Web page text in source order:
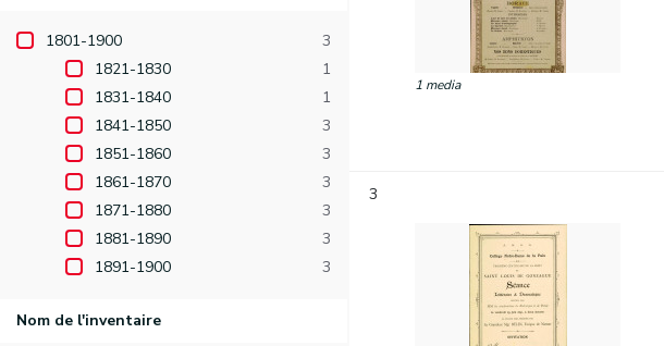
1801-1900
3
1821-1830
1
1831-1840
1
1841-1850
3
1851-1860
3
1861-1870
3
1871-1880
3
1881-1890
3
1891-1900
3
Nom de l'inventaire
1 media
3